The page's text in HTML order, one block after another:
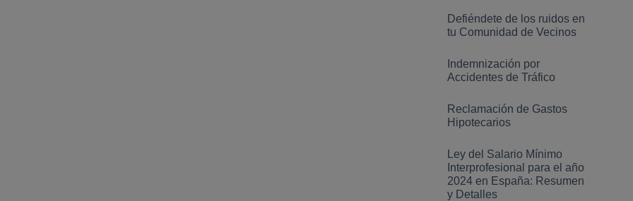
Defiéndete de los ruidos en
tu Comunidad de Vecinos
Indemnización por
Accidentes de Tráfico
Reclamación de Gastos
Hipotecarios
Ley del Salario Mínimo
Interprofesional para el año
2024 en España: Resumen
y Detalles